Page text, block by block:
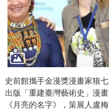
訊
語系
史前館攜手金漫獎漫畫家狼七
出版「重建臺灣藝術史」漫畫
《月亮的名字》，策展人盧梅